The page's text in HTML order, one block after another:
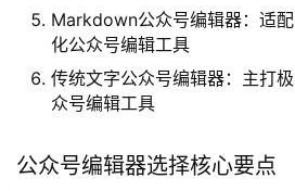
Markdown公众号编辑器：适
化公众号编辑工具
传统文字公众号编辑器：主打
众号编辑工具
公众号编辑器选择核心要点